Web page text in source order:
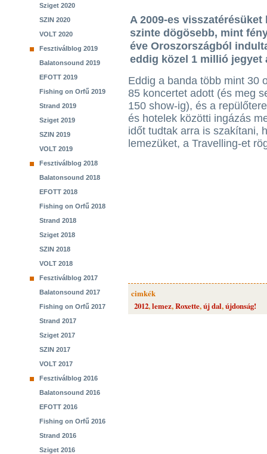
Sziget 2020
SZIN 2020
VOLT 2020
Fesztiválblog 2019
Balatonsound 2019
EFOTT 2019
Fishing on Orfű 2019
Strand 2019
Sziget 2019
SZIN 2019
VOLT 2019
Fesztiválblog 2018
Balatonsound 2018
EFOTT 2018
Fishing on Orfű 2018
Strand 2018
Sziget 2018
SZIN 2018
VOLT 2018
Fesztiválblog 2017
Balatonsound 2017
Fishing on Orfű 2017
Strand 2017
Sziget 2017
SZIN 2017
VOLT 2017
Fesztiválblog 2016
Balatonsound 2016
EFOTT 2016
Fishing on Orfű 2016
Strand 2016
Sziget 2016
A 2009-es
szinte dögösebb, mint
éve Oroszországból
eddig közel 1 millió jegyet
Eddig a banda több mint 30
85 koncertet adott (és meg
150 show-ig), és a
és hotelek közötti ingázás
időt tudtak arra is szakítani,
lemezüket, a Travelling-et
cimkék
2012,lemez,Roxette,új dal,újdonság!